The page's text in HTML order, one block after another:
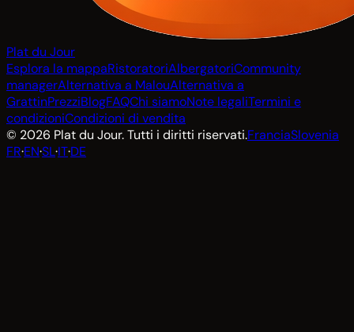
Plat du Jour
Esplora la mappaRistoratoriAlbergatoriCommunity
managerAlternativa a MalouAlternativa a
GrattinPrezziBlogFAQChi siamoNote legaliTermini e
condizioniCondizioni di vendita
© 2026 Plat du Jour. Tutti i diritti riservati.FranciaSlovenia
FR·EN·SL·IT·DE